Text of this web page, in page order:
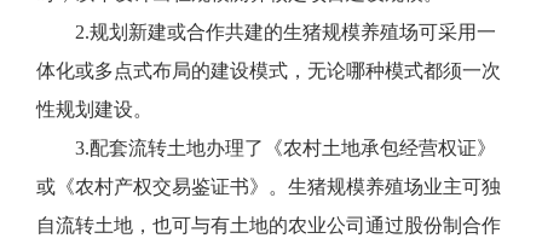
2.规划新建或合作共建的生猪规模养殖场可采用一
体化或多点式布局的建设模式，无论哪种模式都须一次
性规划建设。
3.配套流转土地办理了《农村土地承包经营权证》
或《农村产权交易鉴证书》。生猪规模养殖场业主可独
自流转土地，也可与有土地的农业公司通过股份制合作